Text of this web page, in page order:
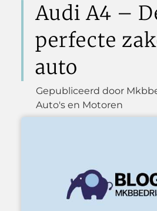
Audi A4 –
perfecte
auto
Gepubliceerd door
Auto's en Motoren